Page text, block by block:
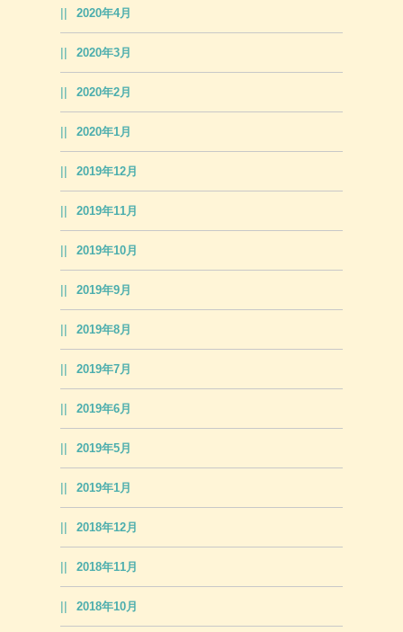
2020年4月
2020年3月
2020年2月
2020年1月
2019年12月
2019年11月
2019年10月
2019年9月
2019年8月
2019年7月
2019年6月
2019年5月
2019年1月
2018年12月
2018年11月
2018年10月